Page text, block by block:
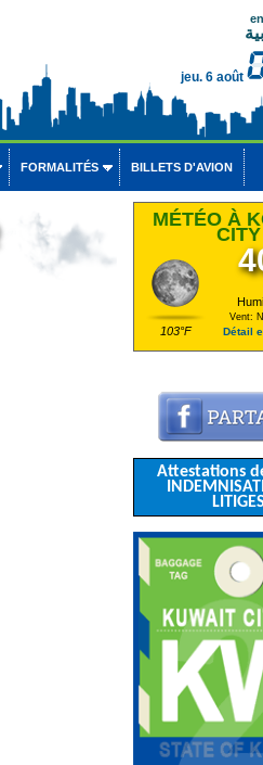
jeu. 6 août
FORMALITÉS BILLETS D'AVION
MÉTÉO À
CITY
103°F
Vent:
Détail
Attestations
LITIGES